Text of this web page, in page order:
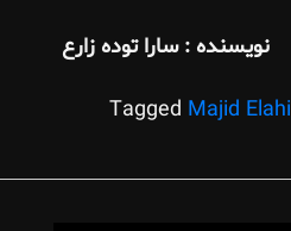
نویسنده : سارا توده زارع
Tagged Majid Elahi